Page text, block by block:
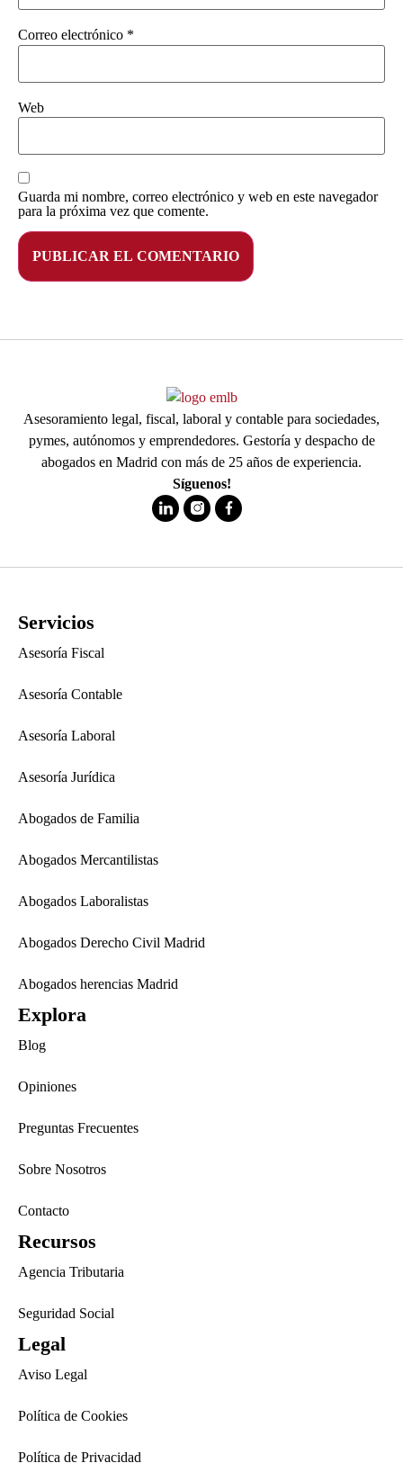
Correo electrónico *
Web
Guarda mi nombre, correo electrónico y web en este navegador
para la próxima vez que comente.
Asesoramiento legal, fiscal, laboral y contable para sociedades,
pymes, autónomos y emprendedores. Gestoría y despacho de
abogados en Madrid con más de 25 años de experiencia.
Síguenos!
Servicios
Asesoría Fiscal
Asesoría Contable
Asesoría Laboral
Asesoría Jurídica
Abogados de Familia
Abogados Mercantilistas
Abogados Laboralistas
Abogados Derecho Civil Madrid
Abogados herencias Madrid
Explora
Blog
Opiniones
Preguntas Frecuentes
Sobre Nosotros
Contacto
Recursos
Agencia Tributaria
Seguridad Social
Legal
Aviso Legal
Política de Cookies
Política de Privacidad